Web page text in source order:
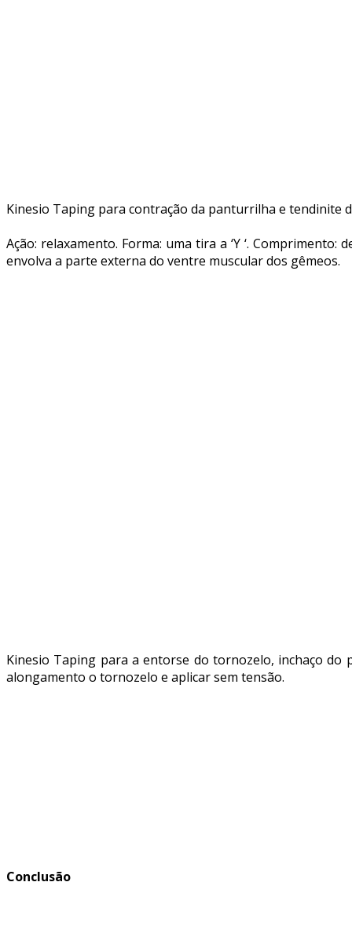
Kinesio Taping para contração da panturrilha e tendinite
Ação: relaxamento. Forma: uma tira a ‘Y ‘.
envolva a parte externa do ventre muscular dos gêmeos.
Kinesio Taping para a entorse do tornozelo, inchaço do
alongamento o tornozelo e aplicar sem tensão.
Conclusão